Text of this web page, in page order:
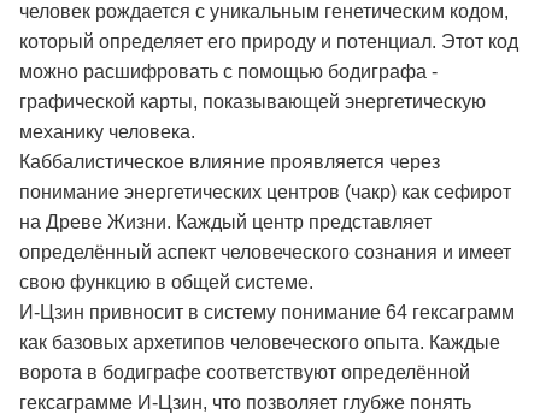
человек рождается с уникальным генетическим кодом,
который определяет его природу и потенциал. Этот код
можно расшифровать с помощью бодиграфа -
графической карты, показывающей энергетическую
механику человека.
Каббалистическое влияние проявляется через
понимание энергетических центров (чакр) как сефирот
на Древе Жизни. Каждый центр представляет
определённый аспект человеческого сознания и имеет
свою функцию в общей системе.
И-Цзин привносит в систему понимание 64 гексаграмм
как базовых архетипов человеческого опыта. Каждые
ворота в бодиграфе соответствуют определённой
гексаграмме И-Цзин, что позволяет глубже понять